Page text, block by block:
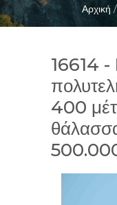
Αρχική /
16614
400